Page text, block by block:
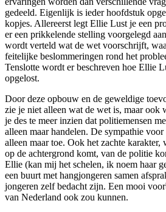
gedeeld. Eigenlijk is ieder hoofdstuk
kopjes. Allereerst legt Ellie Lust je een
er een prikkelende stelling voorgelegd
wordt verteld wat de wet voorschrijft,
feitelijke beslommeringen rond het
Tenslotte wordt er beschreven hoe Ellie
opgelost.
Door deze opbouw en de geweldige
zie je niet alleen wat de wet is, maar ook
je des te meer inzien dat politiemensen
alleen maar handelen. De sympathie
alleen maar toe. Ook het zachte
op de achtergrond komt, van de politie
Ellie (kan mij het schelen, ik noem haar
een buurt met hangjongeren samen
jongeren zelf bedacht zijn. Een mooi
van Nederland ook zou kunnen.